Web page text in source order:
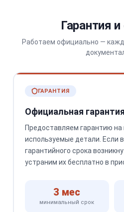
Гарантия
Работаем официально —
ГАРАНТИЯ
Официальная
Предоставляем гарантию
используемые детали. Если
гарантийного срока
устраним их бесплатно в
3 мес
минимальный срок